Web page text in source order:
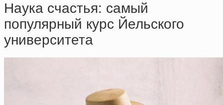
Наука счастья: самый
популярный курс Йельского
университета